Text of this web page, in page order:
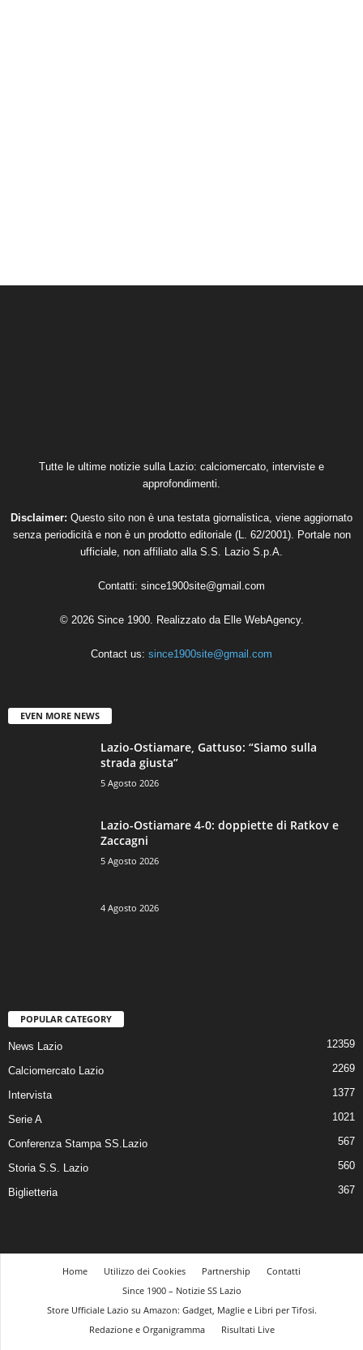
Tutte le ultime notizie sulla Lazio: calciomercato, interviste e
approfondimenti.
Disclaimer: Questo sito non è una testata giornalistica, viene aggiornato
senza periodicità e non è un prodotto editoriale (L. 62/2001). Portale non
ufficiale, non affiliato alla S.S. Lazio S.p.A.
Contatti: since1900site@gmail.com
© 2026 Since 1900. Realizzato da Elle WebAgency.
Contact us: since1900site@gmail.com
EVEN MORE NEWS
Lazio-Ostiamare, Gattuso: “Siamo sulla
strada giusta”
5 Agosto 2026
Lazio-Ostiamare 4-0: doppiette di Ratkov e
Zaccagni
5 Agosto 2026
4 Agosto 2026
POPULAR CATEGORY
News Lazio 12359
Calciomercato Lazio 2269
Intervista 1377
Serie A 1021
Conferenza Stampa SS.Lazio 567
Storia S.S. Lazio 560
Biglietteria 367
Home Utilizzo dei Cookies Partnership
Contatti
Since 1900 – Notizie SS Lazio
Store Ufficiale Lazio su Amazon: Gadget, Maglie e Libri per Tifosi.
Redazione e Organigramma
Risultati Live